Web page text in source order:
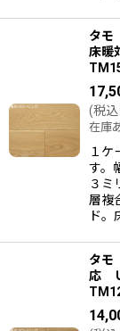
タモ
床暖
(税込
在庫
１ケ
す。
３ミ
層複
ド。
タモ
応